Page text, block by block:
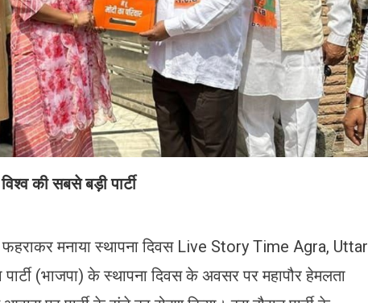
की सबसे बड़ी पार्टी
मनाया स्थापना दिवस Live Story Time Agra, Uttar
(भाजपा) के स्थापना दिवस के अवसर पर महापौर हेमलता